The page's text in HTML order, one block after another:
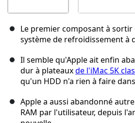
Le premier composant à sortir
système de refroidissement à
Il semble qu'Apple ait enfin
dur à plateauxde l'iMac 5K
qu'un HDD n'a rien à faire
Apple a aussi abandonné
RAM par l'utilisateur, depuis